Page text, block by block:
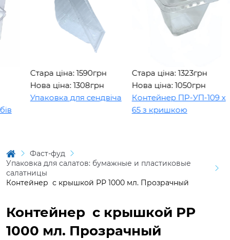
Стара ціна: 1590грн
Нова ціна: 1308грн
Упаковка для сендвіча
Стара ціна: 1323грн
Нова ціна: 1050грн
Контейнер ПР-УП-109 х
65 з кришкою
Фаст-фуд
Упаковка для салатов: бумажные и пластиковые
салатницы
Контейнер с крышкой РР 1000 мл. Прозрачный
Контейнер с крышкой РР
1000 мл. Прозрачный